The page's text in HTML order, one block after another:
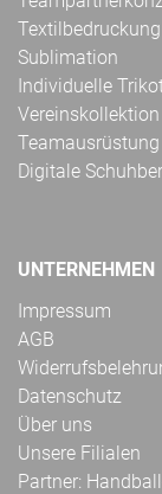
Textilbedruckung
Sublimation
Individuelle
Vereinskollektion
Digitale
UNTERNEHMEN
Impressum
AGB
Datenschutz
Über uns
Unsere Filialen
Partner: